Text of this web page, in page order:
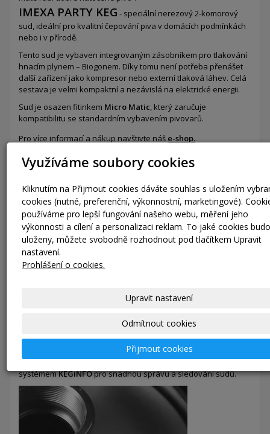
IMEXA PARTY KEG - speciální nerezový 2-komorový
sud, ideální pro kvalitní čepování piva v domácích podmínkách
nebo i v přírodě.
Tento sud je vybaven integrovaným zásobníkem pro tlakování
hnacím plynem – Biogonem. Díky tomu není potřeba přenášet
další zařízení jako kompresor nebo externí tlaková láhev. Celá
sestava je velmi kompaktní a nezávislá na elektrické energii.
Sud je osazen fitinkem Micro Matic , který zaručuje
kompatibilitu se standardním vybavením pivovarů.
Pro více informací a nákup navštivte náš e-shop.
Naše technologie gravírování laserem umožňuje precizní
označení KEG sudů textem nebo logem vaší společnosti.
Nabízíme možnost označení KEG sudů QR kódem
přídavnými údaji, které mohou být propojeny s naším
systémemKEGiNFOpro snadnou správu a sledování sudů.
Využíváme soubory cookies
Kliknutím na Přijmout cookies dáváte souhlas s uložením
cookies (nutné, preferenční, výkonnostní, marketingové).
používáme pro lepší fungování našeho webu, měření jeho
výkonnosti a cílení a personalizaci reklam. To jaké cookies
uloženy, můžete svobodně rozhodnout pod tlačítkem Upravit
nastavení.
Prohlášení o cookies.
Upravit nastavení
Odmítnout cookies
Přijmout cookies